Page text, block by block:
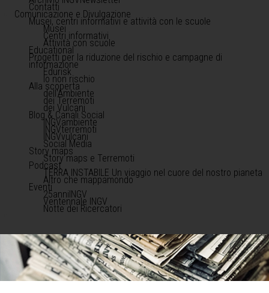
Contatti
Comunicazione e Divulgazione
Musei, centri informativi e attività con le scuole
Musei
Centri informativi
Attività con scuole
Educational
Progetti per la riduzione del rischio e campagne di
informazione
Edurisk
Io non rischio
Alla scoperta
dell'Ambiente
dei Terremoti
dei Vulcani
Blog & Canali Social
INGVambiente
INGVterremoti
INGVvulcani
Social Media
Story maps
Story maps e Terremoti
Podcast
TERRA INSTABILE Un viaggio nel cuore del nostro pianeta
Altro che mappamondo
Eventi
25anniINGV
Ventennale INGV
Notte dei Ricercatori